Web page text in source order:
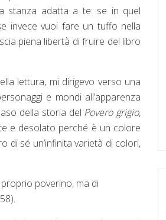
stanza adatta a te: se in quel
invece vuoi fare un tuffo nella
piena libertà di fruire del libro
lettura, mi dirigevo verso una
e mondi all’apparenza
della storia del Povero grigio,
e desolato perché è un colore
di sé un’infinita varietà di colori,
poverino, ma di